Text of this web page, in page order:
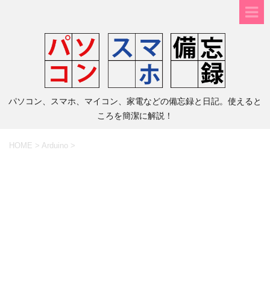
パソコン、スマホ、マイコン、家電などの備忘録と日記。使えると
ころを簡潔に解説！
HOME > Arduino >